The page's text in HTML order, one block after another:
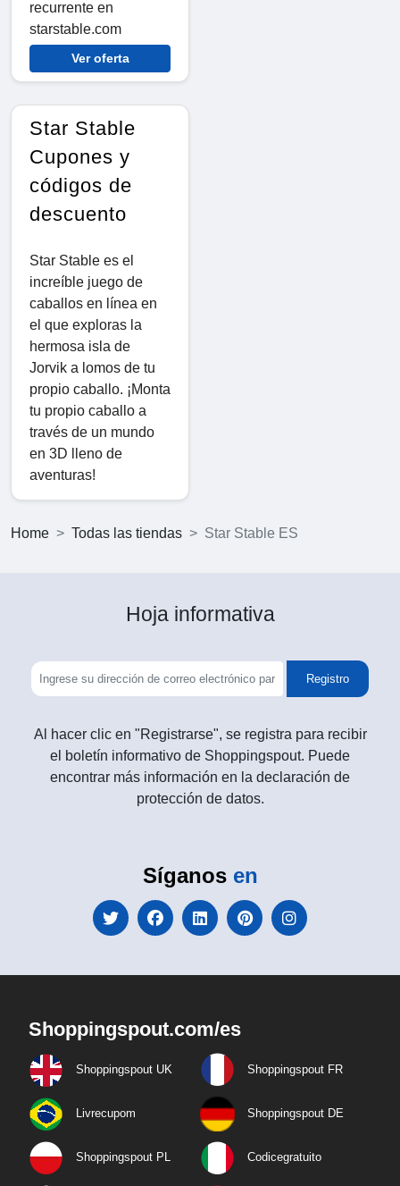
recurrente en
starstable.com
Ver oferta
Star Stable
Cupones y
códigos de
descuento
Star Stable es el
increíble juego de
caballos en línea en
el que exploras la
hermosa isla de
Jorvik a lomos de tu
propio caballo. ¡Monta
tu propio caballo a
través de un mundo
en 3D lleno de
aventuras!
Home Todas las tiendas Star Stable ES
Hoja informativa
Registro
Al hacer clic en "Registrarse", se registra para recibir
el boletín informativo de Shoppingspout. Puede
encontrar más información en la declaración de
protección de datos.
Síganos en
Shoppingspout.com/es
Shoppingspout UK Shoppingspout FR
Livrecupom Shoppingspout DE
Shoppingspout PL Codicegratuito